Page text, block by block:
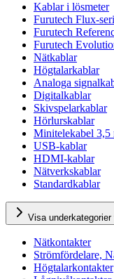
Kablar i lösmeter
Furutech Flux-
Furutech
Furutech
Nätkablar
Högtalarkablar
Analoga
Digitalkablar
Skivspelarkablar
Hörlurskablar
Minitelekabel 3,5
USB-kablar
HDMI-kablar
Nätverkskablar
Standardkablar
Visa
Nätkontakter
Strömfördelare,
Högtalarkontakter